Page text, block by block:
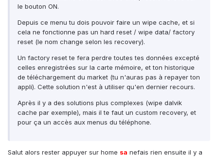
le bouton ON.
Depuis ce menu tu dois pouvoir faire un wipe cache, et si
cela ne fonctionne pas un hard reset / wipe data/ factory
reset (le nom change selon les recovery).
Un factory reset te fera perdre toutes tes données excepté
celles enregistrées sur la carte mémoire, et ton historique
de téléchargement du market (tu n'auras pas à repayer ton
appli). Cette solution n'est à utiliser qu'en dernier recours.
Après il y a des solutions plus complexes (wipe dalvik
cache par exemple), mais il te faut un custom recovery, et
pour ça un accès aux menus du téléphone.
Salut alors rester appuyer sur home sa nefais rien ensuite il y a